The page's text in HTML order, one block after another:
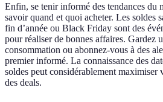
Enfin, se tenir informé des tendances du
savoir quand et quoi acheter. Les soldes
fin d’année ou Black Friday sont des
pour réaliser de bonnes affaires. Gardez
consommation ou abonnez-vous à des
premier informé. La connaissance des
soldes peut considérablement maximiser
des deals.